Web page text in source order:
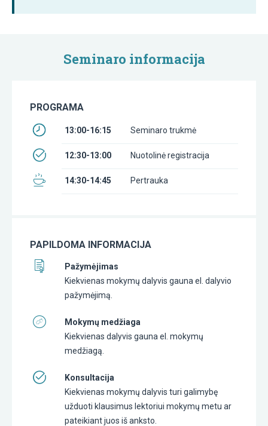
Seminaro informacija
PROGRAMA
13:00-16:15 Seminaro trukmė
12:30-13:00 Nuotolinė registracija
14:30-14:45 Pertrauka
PAPILDOMA INFORMACIJA
Pažymėjimas
Kiekvienas mokymų dalyvis gauna el. dalyvio
pažymėjimą.
Mokymų medžiaga
Kiekvienas dalyvis gauna el. mokymų
medžiagą.
Konsultacija
Kiekvienas mokymų dalyvis turi galimybę
užduoti klausimus lektoriui mokymų metu ar
pateikiant juos iš anksto.